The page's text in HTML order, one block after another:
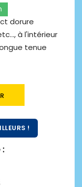
dorure
à l'intérieur
tenue
!